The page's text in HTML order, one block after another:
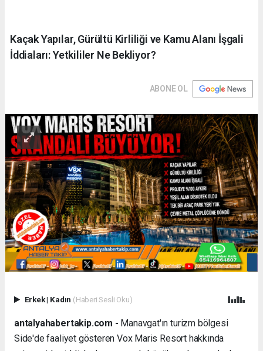
Kaçak Yapılar, Gürültü Kirliliği ve Kamu Alanı İşgali
İddiaları: Yetkililer Ne Bekliyor?
ABONE OL
Erkek| Kadın (Haberi Sesli Oku)
antalyahabertakip.com - Manavgat'ın turizm bölgesi
Side'de faaliyet gösteren Vox Maris Resort hakkında